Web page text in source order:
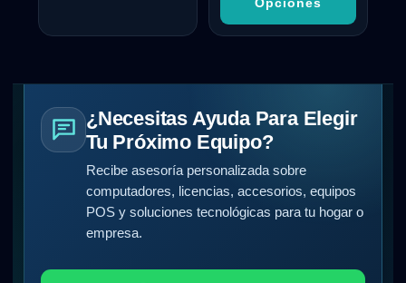
¿Necesitas Ayuda Para Elegir
Tu Próximo Equipo?
Recibe asesoría personalizada sobre
computadores, licencias, accesorios, equipos
POS y soluciones tecnológicas para tu hogar o
empresa.